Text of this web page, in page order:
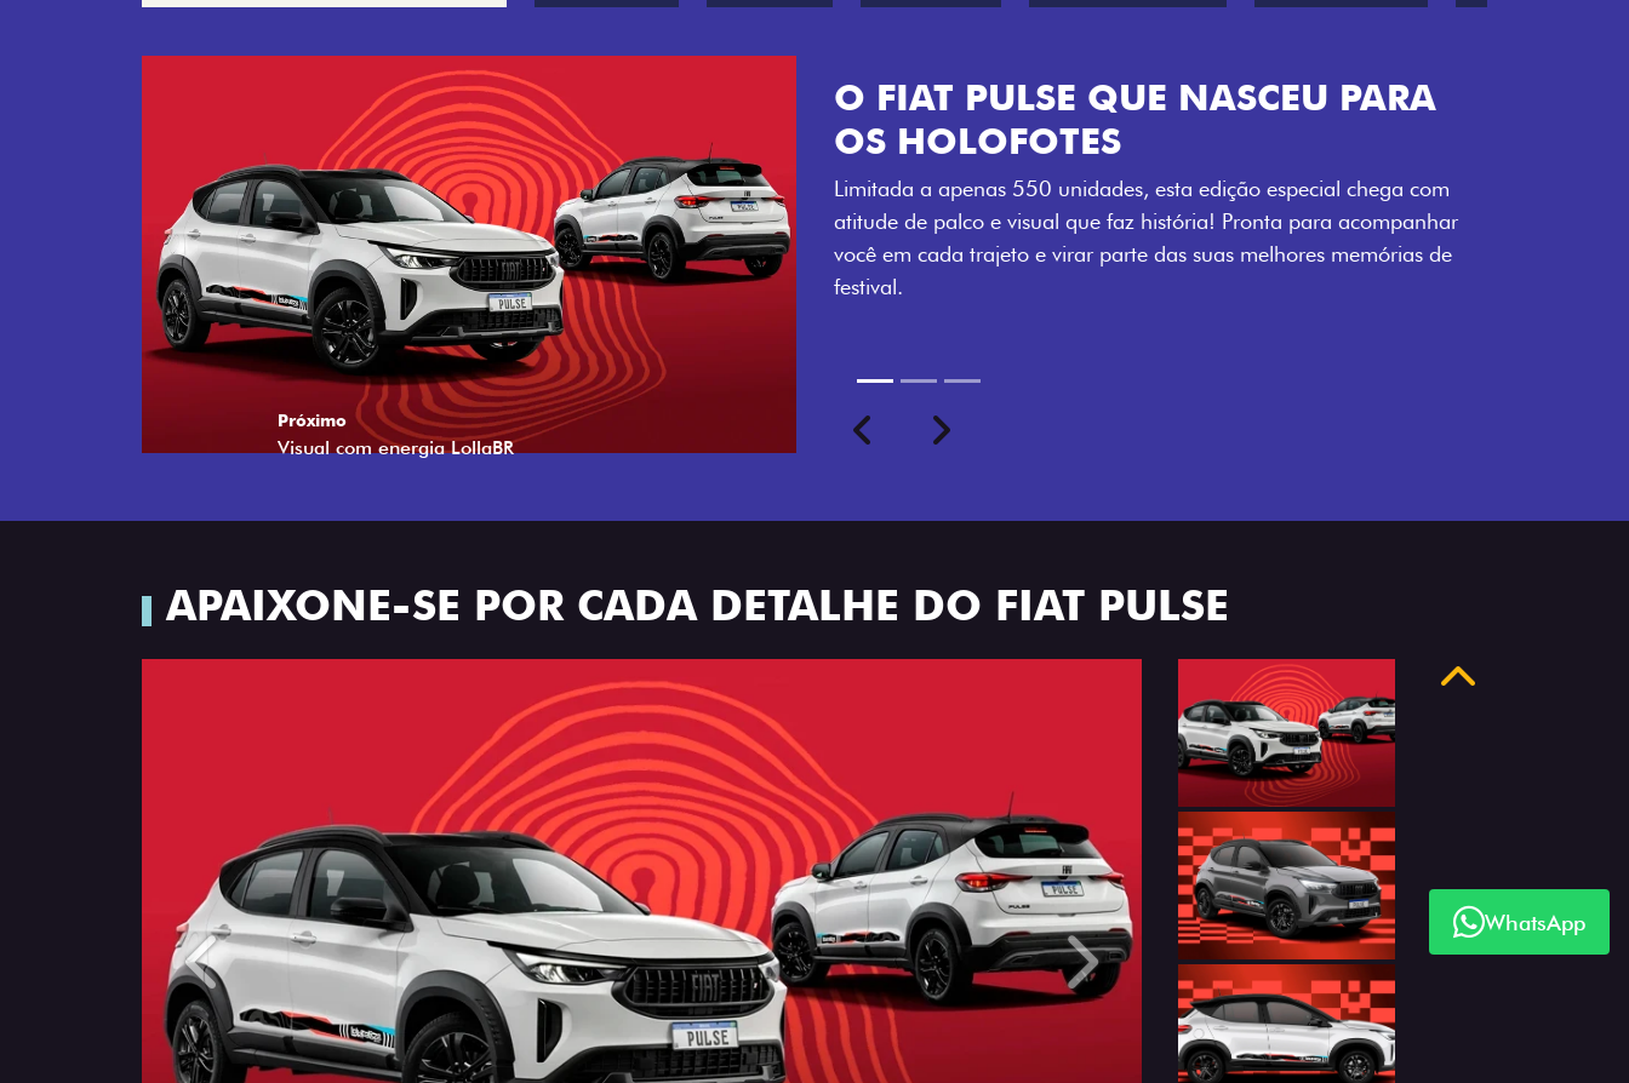
VISUAL COM ENERGIA LOLLABR
Se liga no que compõe a identidade exclusiva do festival: série
numerada, adesivo lateral LollaBR e a soleira temática que reforçam
a exclusividade, enquanto os detalhes escurecidos, o teto bicolor e as
rodas de liga-leve aro 16” em preto brilhante completam o visual
com ainda mais estilo.
Próximo
Tecnologia que acompanha o seu ritmo
PreviousNext
APAIXONE-SE POR CADA DETALHE DO FIAT PULSE
Anterior Próximo
Anterior
WhatsApp